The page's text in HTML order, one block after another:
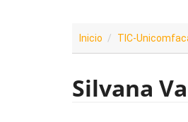
Inicio TIC-
Silvana